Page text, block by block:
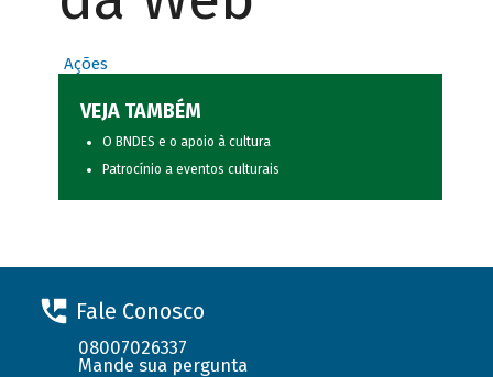
Ações
VEJA TAMBÉM
O BNDES e o apoio à cultura
Patrocínio a eventos culturais
Fale Conosco
08007026337
Mande sua pergunta